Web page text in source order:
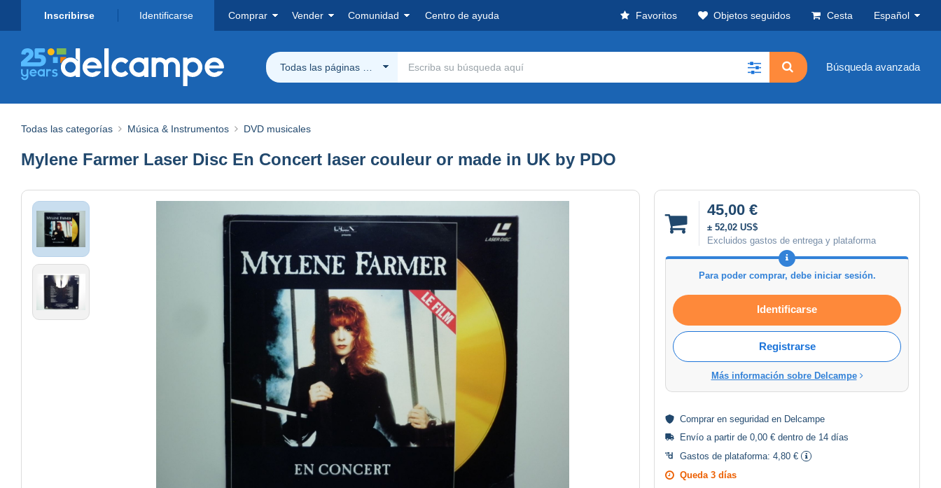
Inscribirse Identificarse Comprar Vender Comunidad Centro de ayuda Favoritos Objetos seguidos Cesta Español
Todas las páginas Delcampe Búsqueda avanzada
Todas las categorías Música & Instrumentos DVD musicales
Mylene Farmer Laser Disc En Concert laser couleur or made in UK by PDO
45,00 €
± 52,02 US$
Excluidos gastos de entrega y plataforma
Para poder comprar, debe iniciar sesión.
Identificarse
Registrarse
Más información sobre Delcampe
Comprar en seguridad en Delcampe
Envío a partir de 0,00 € dentro de 14 días
Gastos de plataforma: 4,80 €
Queda 3 días